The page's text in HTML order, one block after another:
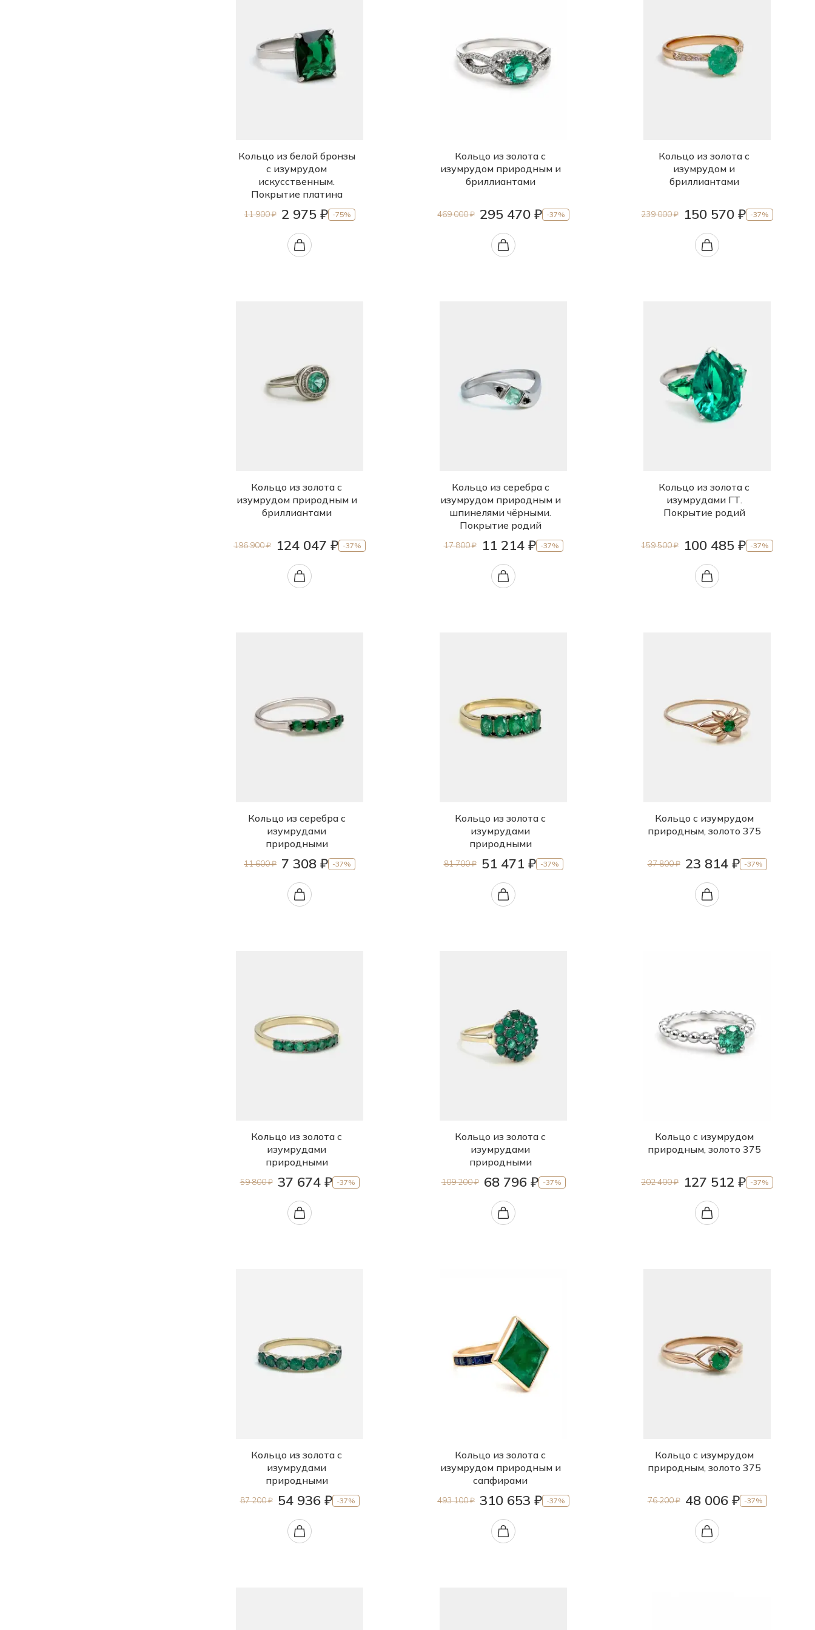
Кольцо из белой бронзы
с изумрудом
искусственным.
Покрытие платина
11 900 ₽ 2 975 ₽ -75%
Кольцо из золота с
изумрудом природным и
бриллиантами
469 000 ₽ 295 470 ₽ -37%
Кольцо из золота с
изумрудом и
бриллиантами
239 000 ₽ 150 570 ₽ -37%
Кольцо из золота с
изумрудом природным и
бриллиантами
196 900 ₽ 124 047 ₽ -37%
Кольцо из серебра с
изумрудом природным и
шпинелями чёрными.
Покрытие родий
17 800 ₽ 11 214 ₽ -37%
Кольцо из золота с
изумрудами ГТ.
Покрытие родий
159 500 ₽ 100 485 ₽ -37%
Кольцо из серебра с
изумрудами
природными
11 600 ₽ 7 308 ₽ -37%
Кольцо из золота с
изумрудами
природными
81 700 ₽ 51 471 ₽ -37%
Кольцо с изумрудом
природным, золото 375
37 800 ₽ 23 814 ₽ -37%
Кольцо из золота с
изумрудами
природными
59 800 ₽ 37 674 ₽ -37%
Кольцо из золота с
изумрудами
природными
109 200 ₽ 68 796 ₽ -37%
Кольцо с изумрудом
природным, золото 375
202 400 ₽ 127 512 ₽ -37%
Кольцо из золота с
изумрудами
природными
87 200 ₽ 54 936 ₽ -37%
Кольцо из золота с
изумрудом природным и
сапфирами
493 100 ₽ 310 653 ₽ -37%
Кольцо с изумрудом
природным, золото 375
76 200 ₽ 48 006 ₽ -37%